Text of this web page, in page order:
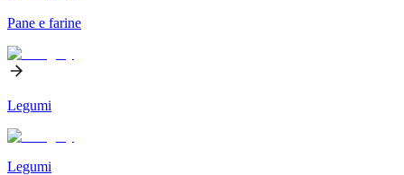
Pane e farine
Legumi
Legumi